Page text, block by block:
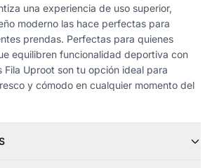
una experiencia de uso superior,
moderno las hace perfectas para
prendas. Perfectas para quienes
equilibren funcionalidad deportiva con
Fila Uproot son tu opción ideal para
y cómodo en cualquier momento del